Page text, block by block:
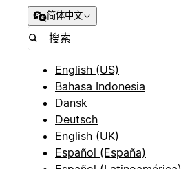
简体中文
English (US)
Bahasa Indonesia
Dansk
Deutsch
English (UK)
Español (España)